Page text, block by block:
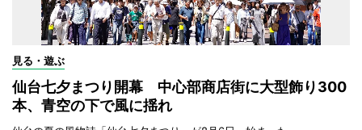
見る・遊ぶ
仙台七夕まつり開幕 中心部商店街に大型飾り300
本、青空の下で風に揺れ